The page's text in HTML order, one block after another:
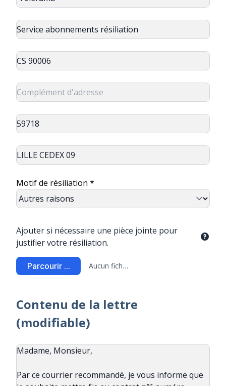
Motif de résiliation *
Ajouter si nécessaire une pièce jointe pour
justifier votre résiliation.
Parcourir ... Aucun fichier sélectionné
Contenu de la lettre
(modifiable)